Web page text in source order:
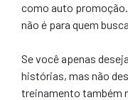
como auto
não é para quem
Se você apenas
histórias, mas não
treinamento também